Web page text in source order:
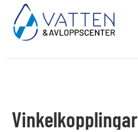
Vinkelkopplingar